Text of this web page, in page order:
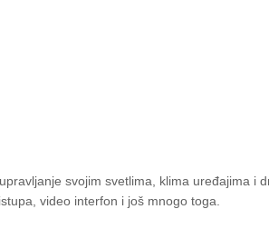
svojim svetlima, klima uređajima i
video interfon i još mnogo toga.